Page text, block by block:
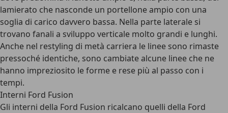
lamierato che nasconde un portellone ampio con una
soglia di carico davvero bassa. Nella parte laterale si
trovano fanali a sviluppo verticale molto grandi e lunghi.
Anche nel restyling di metà carriera le linee sono rimaste
pressoché identiche, sono cambiate alcune linee che ne
hanno impreziosito le forme e rese più al passo con i
tempi.
Interni Ford Fusion
Gli interni della Ford Fusion ricalcano quelli della Ford